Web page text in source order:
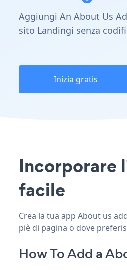
Aggiungi An About Us
sito Landingi senza
Inizia gratis
Incorporare
facile
Crea la tua app About us
piè di pagina o dove
How To Add a